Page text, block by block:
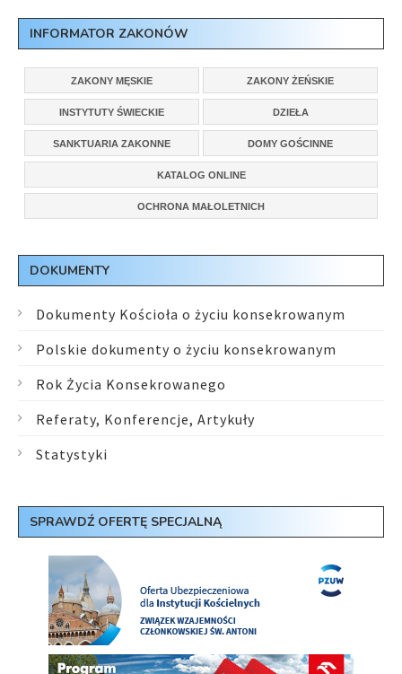
INFORMATOR ZAKONÓW
ZAKONY MĘSKIE ZAKONY ŻEŃSKIE
INSTYTUTY ŚWIECKIE DZIEŁA
SANKTUARIA ZAKONNE DOMY GOŚCINNE
KATALOG ONLINE
OCHRONA MAŁOLETNICH
DOKUMENTY
Dokumenty Kościoła o życiu konsekrowanym
Polskie dokumenty o życiu konsekrowanym
Rok Życia Konsekrowanego
Referaty, Konferencje, Artykuły
Statystyki
SPRAWDŹ OFERTĘ SPECJALNĄ